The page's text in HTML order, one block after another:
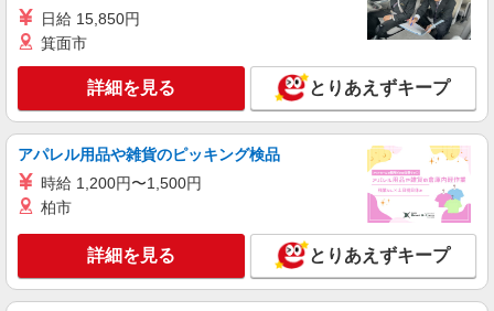
日給 15,850円
箕面市
詳細を見る とりあえずキープ
アパレル用品や雑貨のピッキング検品
時給 1,200円〜1,500円
柏市
詳細を見る とりあえずキープ